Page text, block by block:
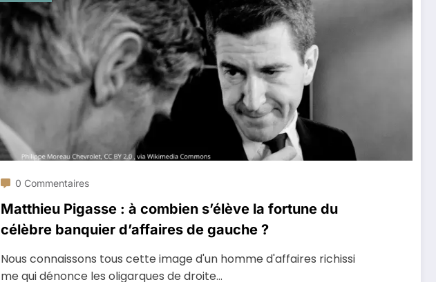
0 Commentaires
Matthieu Pigasse : à combien s’élève la fortune du
célèbre banquier d’affaires de gauche ?
Nous connaissons tous cette image d'un homme d'affaires richissi
me qui dénonce les oligarques de droite…